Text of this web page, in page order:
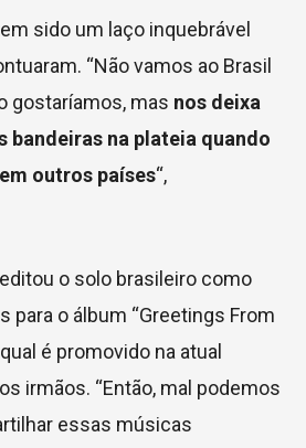
sido um laço inquebrável
“Não vamos ao Brasil
gostaríamos, mas nos deixa
bandeiras na plateia quando
outros países“,
o solo brasileiro como
para o álbum “Greetings From
é promovido na atual
irmãos. “Então, mal podemos
essas músicas